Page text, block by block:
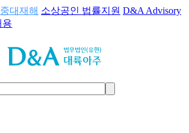
중대재해 소상공인 법률지원 D&A Advisory
용